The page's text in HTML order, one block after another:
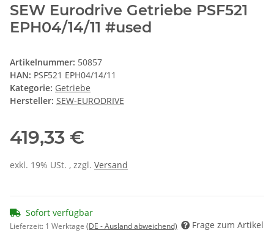
SEW Eurodrive Getriebe PSF521
EPH04/14/11 #used
Artikelnummer: 50857
HAN: PSF521 EPH04/14/11
Kategorie: Getriebe
Hersteller: SEW-EURODRIVE
419,33 €
exkl. 19% USt. , zzgl. Versand
Sofort verfügbar
Lieferzeit: 1 Werktage (DE - Ausland abweichend) Frage zum Artikel